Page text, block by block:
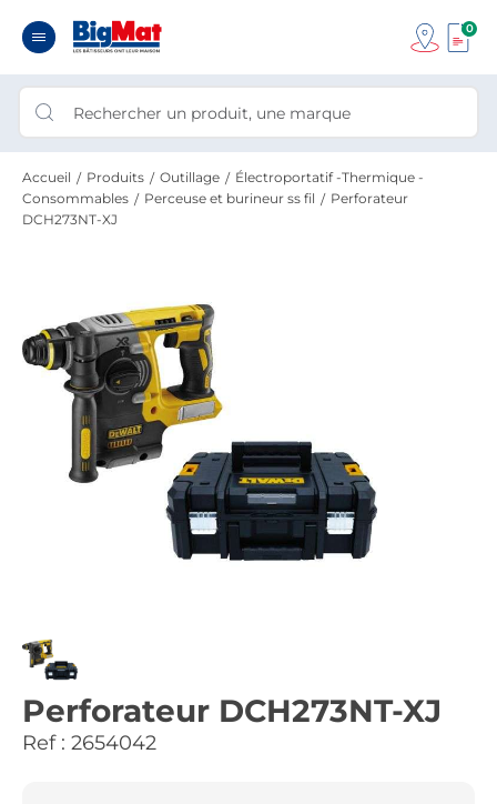
0
Accueil Produits Outillage
Électroportatif -Thermique -
Consommables
Perceuse et burineur ss fil
Perforateur
DCH273NT-XJ
Perforateur DCH273NT-XJ
Ref : 2654042